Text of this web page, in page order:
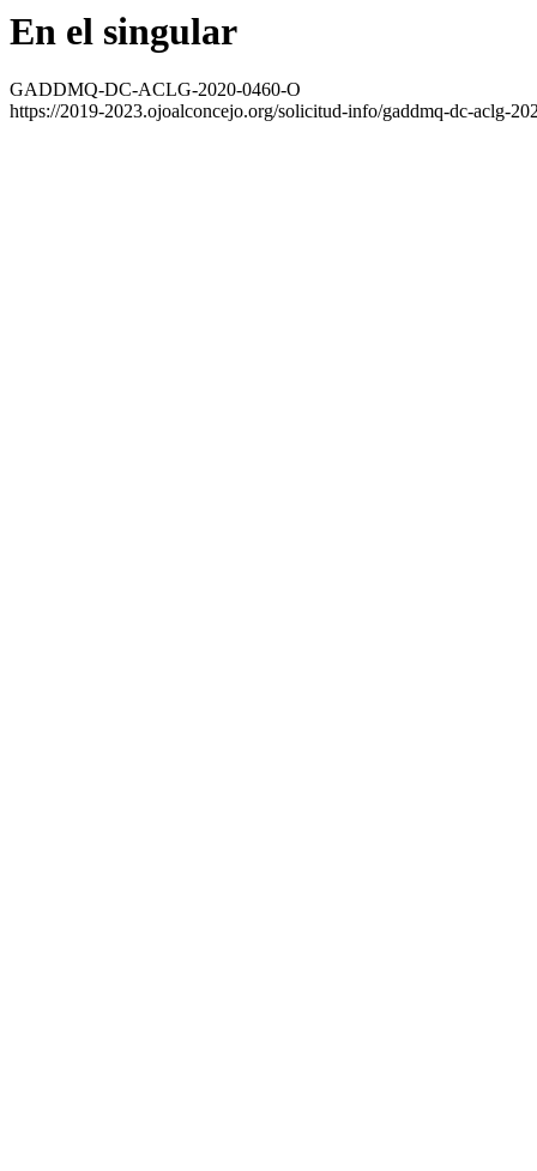
En el singular
GADDMQ-DC-ACLG-2020-0460-O
https://2019-2023.ojoalconcejo.org/solicitud-info/gaddmq-dc-aclg-